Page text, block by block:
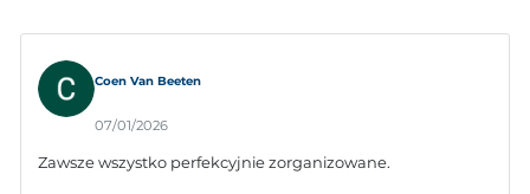
Coen Van Beeten
07/01/2026
Zawsze wszystko perfekcyjnie zorganizowane.